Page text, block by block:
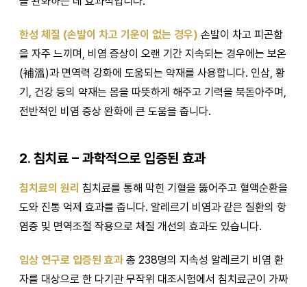
한성 체질 (손발이 차고 기운이 없는 경우) 손발이 차고 피곤함
을 자주 느끼며, 비염 증상이 오랜 기간 지속되는 경우에는 보온
(補溫)과 면역력 강화에 도움되는 약재를 사용합니다. 인삼, 황
기, 건강 등의 약재는 몸을 따뜻하게 해주고 기력을 북돋아주며,
전반적인 비염 증상 완화에 큰 도움을 줍니다.
2. 침치료 – 과학적으로 입증된 효과
침치료의 원리 침치료를 통해 막힌 기혈을 뚫어주고 혈액순환을
도와 진통 억제 효과를 줍니다. 알레르기 비염과 같은 질환의 항
염증 및 면역조절 작용으로 체질 개선의 효과도 있습니다.
임상 연구로 입증된 효과 총 238명의 지속성 알레르기 비염 환
자를 대상으로 한 다기관 무작위 대조시험에서 침치료군이 가짜